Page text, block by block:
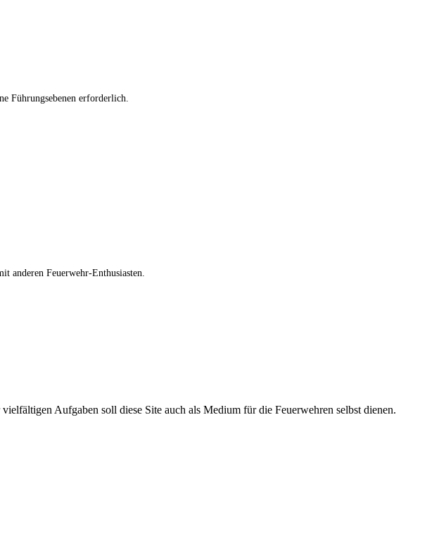
Führungsebenen erforderlich.
anderen Feuerwehr-Enthusiasten.
Aufgaben soll diese Site auch als Medium für die Feuerwehren selbst dienen.